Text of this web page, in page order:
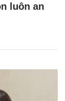
luôn an